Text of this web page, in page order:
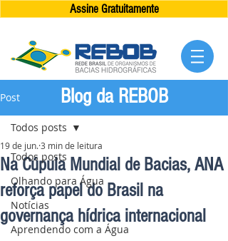
Assine Gratuitamente
Post
Todos posts
Olhando para Água
Notícias
Aprendendo com a Água
Todos posts
Na Cúpula Mundial de Bacias, ANA
reforça papel do Brasil na
governança hídrica internacional
19 de jun. 3 min de leitura
Blog da REBOB